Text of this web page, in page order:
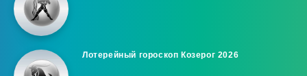
Лотерейный гороскоп Козерог 2026